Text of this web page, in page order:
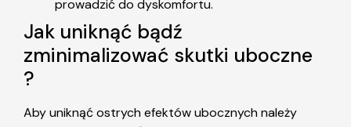
prowadzić do dyskomfortu.
Jak uniknąć bądź
zminimalizować skutki uboczne
?
Aby uniknąć ostrych efektów ubocznych należy